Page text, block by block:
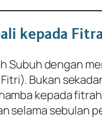
kepada
Subuh dengan
Bukan
kepada
selama sebulan